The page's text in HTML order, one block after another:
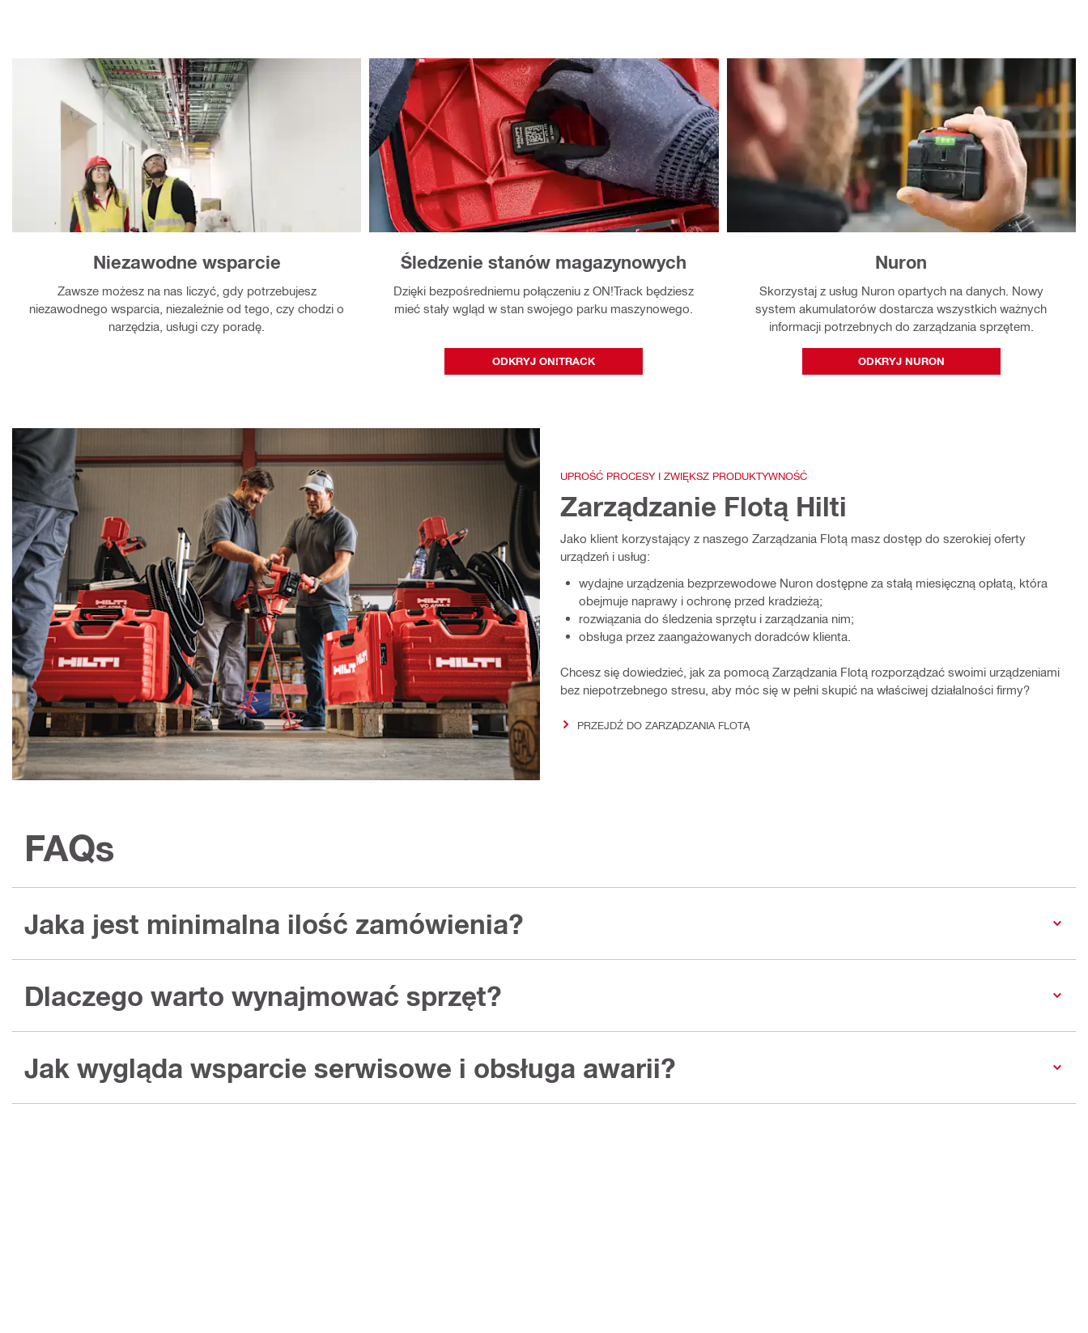
Niezawodne wsparcie
Zawsze możesz na nas liczyć, gdy potrzebujesz
niezawodnego wsparcia, niezależnie od tego, czy chodzi o
narzędzia, usługi czy poradę.
Śledzenie stanów magazynowych
Dzięki bezpośredniemu połączeniu z ON!Track będziesz
mieć stały wgląd w stan swojego parku maszynowego.
ODKRYJ ON!TRACK
Nuron
Skorzystaj z usług Nuron opartych na danych. Nowy
system akumulatorów dostarcza wszystkich ważnych
informacji potrzebnych do zarządzania sprzętem.
ODKRYJ NURON
UPROŚĆ PROCESY I ZWIĘKSZ PRODUKTYWNOŚĆ
Zarządzanie Flotą Hilti
Jako klient korzystający z naszego Zarządzania Flotą masz dostęp do szerokiej oferty
urządzeń i usług:
wydajne urządzenia bezprzewodowe Nuron dostępne za stałą miesięczną opłatą, która
obejmuje naprawy i ochronę przed kradzieżą;
rozwiązania do śledzenia sprzętu i zarządzania nim;
obsługa przez zaangażowanych doradców klienta.
Chcesz się dowiedzieć, jak za pomocą Zarządzania Flotą rozporządzać swoimi urządzeniami
bez niepotrzebnego stresu, aby móc się w pełni skupić na właściwej działalności firmy?
PRZEJDŹ DO ZARZĄDZANIA FLOTĄ
FAQs
Jaka jest minimalna ilość zamówienia?
Dlaczego warto wynajmować sprzęt?
Jak wygląda wsparcie serwisowe i obsługa awarii?